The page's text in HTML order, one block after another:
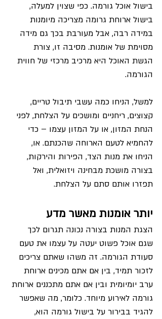
בישול אוכל גורמה. כפי שצוין למעלה,
בישול ארוחת גרומה מצריכה מיומנות
במידה רבה, אבל מעורבת בכך גם מידה
מסוימת של אומנות. מסיבה זו, צורת
הגשת האוכל היא מרכיב מרכזי של חווית
הגורמה.
למשל, הניחו כמה עשבי תיבול טריים,
קצוצים, ריחניים ומושכים על הצלחת, לפני
הנחת המזון, או על המזון עצמו – כדי
להחמיא לטעם הארוחה שהכנתם. או,
הניחו את מנות הצד, הפירות והירקות,
בצורה מושכת מבחינה ויזואלית, ואל
תפזרו אותם סתם על הצלחת.
יותר אומנות מאשר מדע
הצגת המנות בצורה נכונה תגרום לכך
שגם אוכל פשוט יעטה על עצמו את טעם
סעודת הגורמה. זה משהו שאתם צריכים
לזכור תמיד, בין אם אתם מכינים ארוחת
ערב יומיומית ובין אם אתם מתכננים ארוחת
גורמה לאירוע מיוחד. כלומר, מה שאפשר
להגיד בבירור על בישול גורמה הוא,